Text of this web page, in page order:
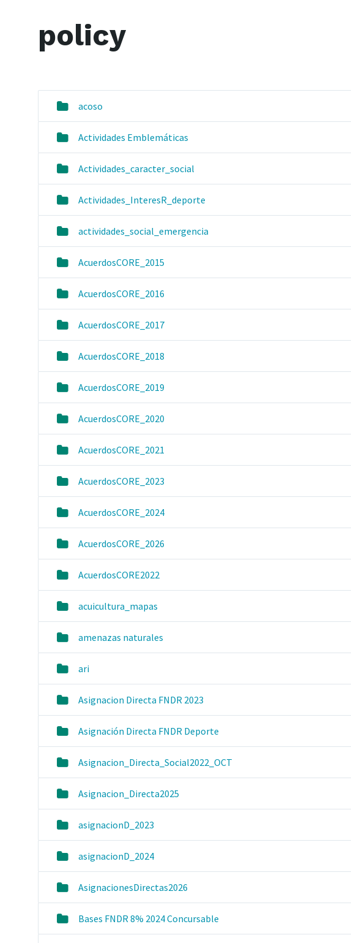
policy
acoso
Actividades Emblemáticas
Actividades_caracter_social
Actividades_InteresR_deporte
actividades_social_emergencia
AcuerdosCORE_2015
AcuerdosCORE_2016
AcuerdosCORE_2017
AcuerdosCORE_2018
AcuerdosCORE_2019
AcuerdosCORE_2020
AcuerdosCORE_2021
AcuerdosCORE_2023
AcuerdosCORE_2024
AcuerdosCORE_2026
AcuerdosCORE2022
acuicultura_mapas
amenazas naturales
ari
Asignacion Directa FNDR 2023
Asignación Directa FNDR Deporte
Asignacion_Directa_Social2022_OCT
Asignacion_Directa2025
asignacionD_2023
asignacionD_2024
AsignacionesDirectas2026
Bases FNDR 8% 2024 Concursable